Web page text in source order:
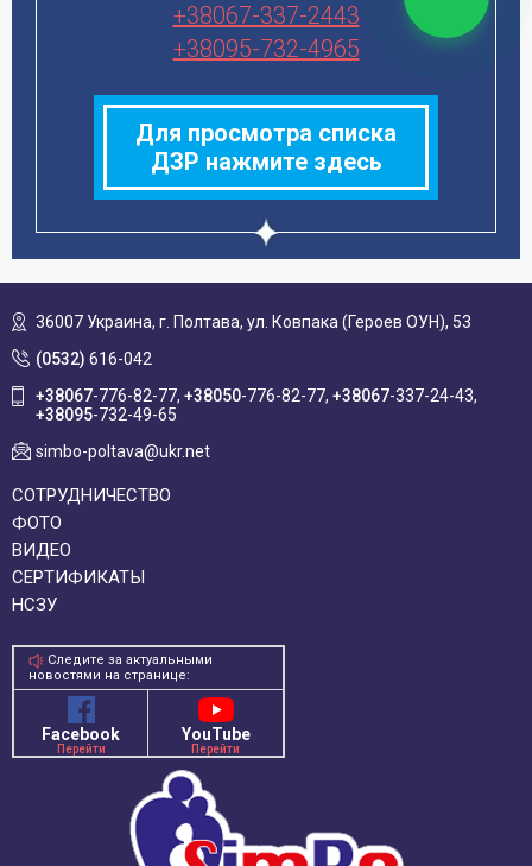
+38067-337-2443
+38095-732-4965
Для просмотра списка
ДЗР нажмите здесь
36007 Украина, г. Полтава, ул. Ковпака (Героев ОУН), 53
(0532) 616-042
+38067-776-82-77 +38050-776-82-77 +38067-337-24-43
+38095-732-49-65
simbo-poltava@ukr.net
СОТРУДНИЧЕСТВО
ФОТО
ВИДЕО
СЕРТИФИКАТЫ
НСЗУ
Следите за актуальными
новостями на странице:
Facebook
Перейти
YouTube
Перейти